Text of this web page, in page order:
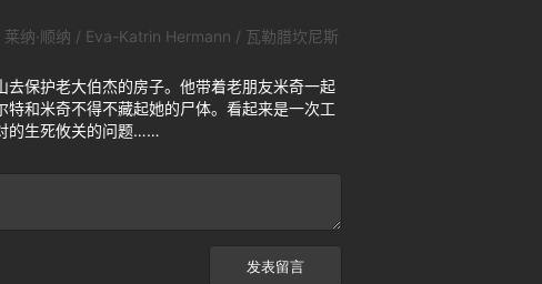
纳·顺纳 / Eva-Katrin Hermann / 瓦勒腊坎尼斯
保护老大伯杰的房子。他带着老朋友米奇一起
和米奇不得不藏起她的尸体。看起来是一次工
的生死攸关的问题……
发表留言